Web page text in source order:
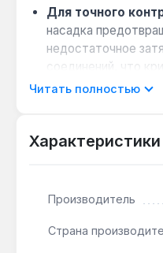
Для точного
насадка
недостаточное
соединений, что
конструкций.
доступ к
подходит для
Читать полностью
Характеристики
Производитель
Страна